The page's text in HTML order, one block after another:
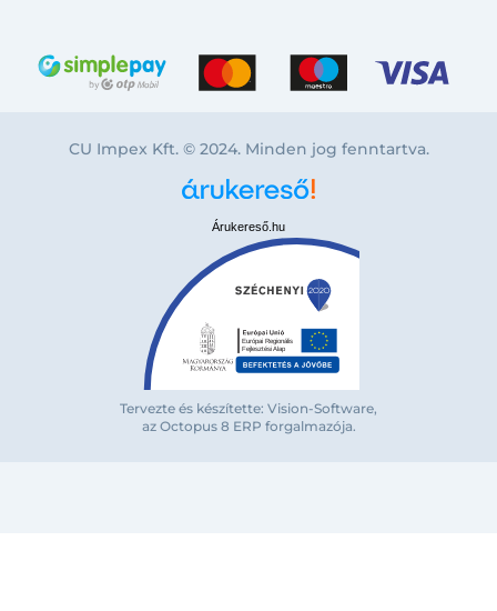
Bejelentkezés e-mail-címmel
CU Impex Kft. © 2024. Minden jog fenntartva.
Árukereső.hu
Tervezte és készítette: Vision-Software,
az Octopus 8 ERP forgalmazója.